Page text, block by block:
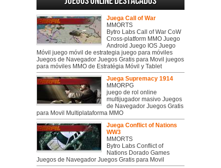
Juega Call of War
MMORTS
Bytro Labs Call of War CoW
Cross-platform MMO Juego
Android Juego IOS Juego
Móvil juego móvil de estrategia juego para móviles
Juegos de Navegador Juegos Gratis para Movil juegos
para móviles MMO de Estratégia Móvil y Tablet
Juega Supremacy 1914
MMORPG
juego de rol online
multijugador masivo Juegos
de Navegador Juegos Gratis
para Movil Multiplataforma MMO
Juega Conflict of Nations
WW3
MMORTS
Bytro Labs Conflict of
Nations Dorado Games
Juegos de Navegador Juegos Gratis para Movil